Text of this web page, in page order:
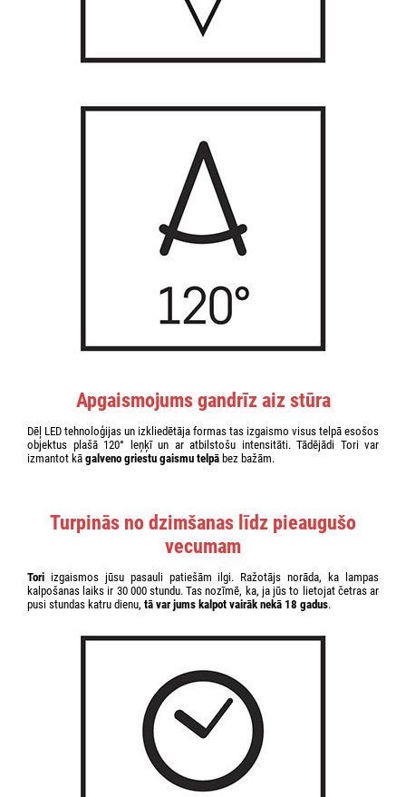
Apgaismojums gandrīz aiz stūra
Dēļ LED tehnoloģijas un izkliedētāja formas tas izgaismo visus telpā esošos
objektus plašā 120° leņķī un ar atbilstošu intensitāti. Tādējādi Tori var
izmantot kā galveno griestu gaismu telpā bez bažām.
Turpinās no dzimšanas līdz pieaugušo
vecumam
Tori izgaismos jūsu pasauli patiešām ilgi. Ražotājs norāda, ka lampas
kalpošanas laiks ir 30 000 stundu. Tas nozīmē, ka, ja jūs to lietojat četras ar
pusi stundas katru dienu, tā var jums kalpot vairāk nekā 18 gadus.